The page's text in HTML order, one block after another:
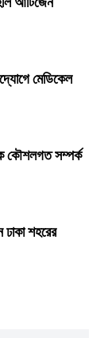
মেডিকেল
কৌশলগত সম্পর্ক
ঢাকা শহরের